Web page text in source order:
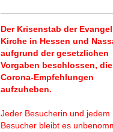
Der Krisenstab der
Kirche in Hessen und
aufgrund der gesetzlichen
Vorgaben beschlossen, die
Corona-Empfehlungen
aufzuheben.
Jeder Besucherin und jedem
Besucher bleibt es